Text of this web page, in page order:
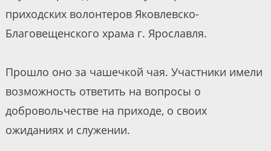
приходских волонтеров Яковлевско-
Благовещенского храма г. Ярославля.
Прошло оно за чашечкой чая. Участники имели
возможность ответить на вопросы о
добровольчестве на приходе, о своих
ожиданиях и служении.